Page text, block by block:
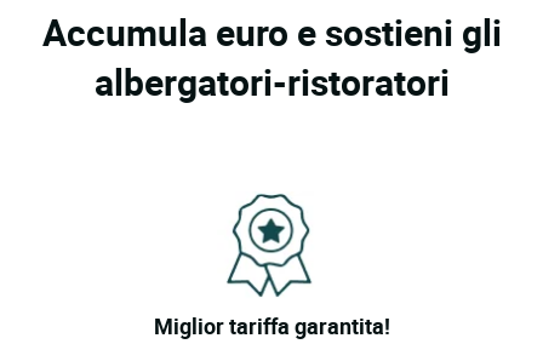
Accumula euro e sostieni gli
albergatori-ristoratori
Miglior tariffa garantita!